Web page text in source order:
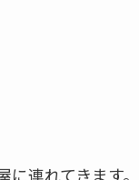
連れてきます。